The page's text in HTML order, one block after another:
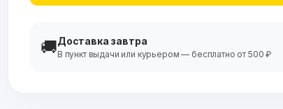
🚚Доставка завтра
В пункт выдачи или курьером — бесплатно от 500 ₽